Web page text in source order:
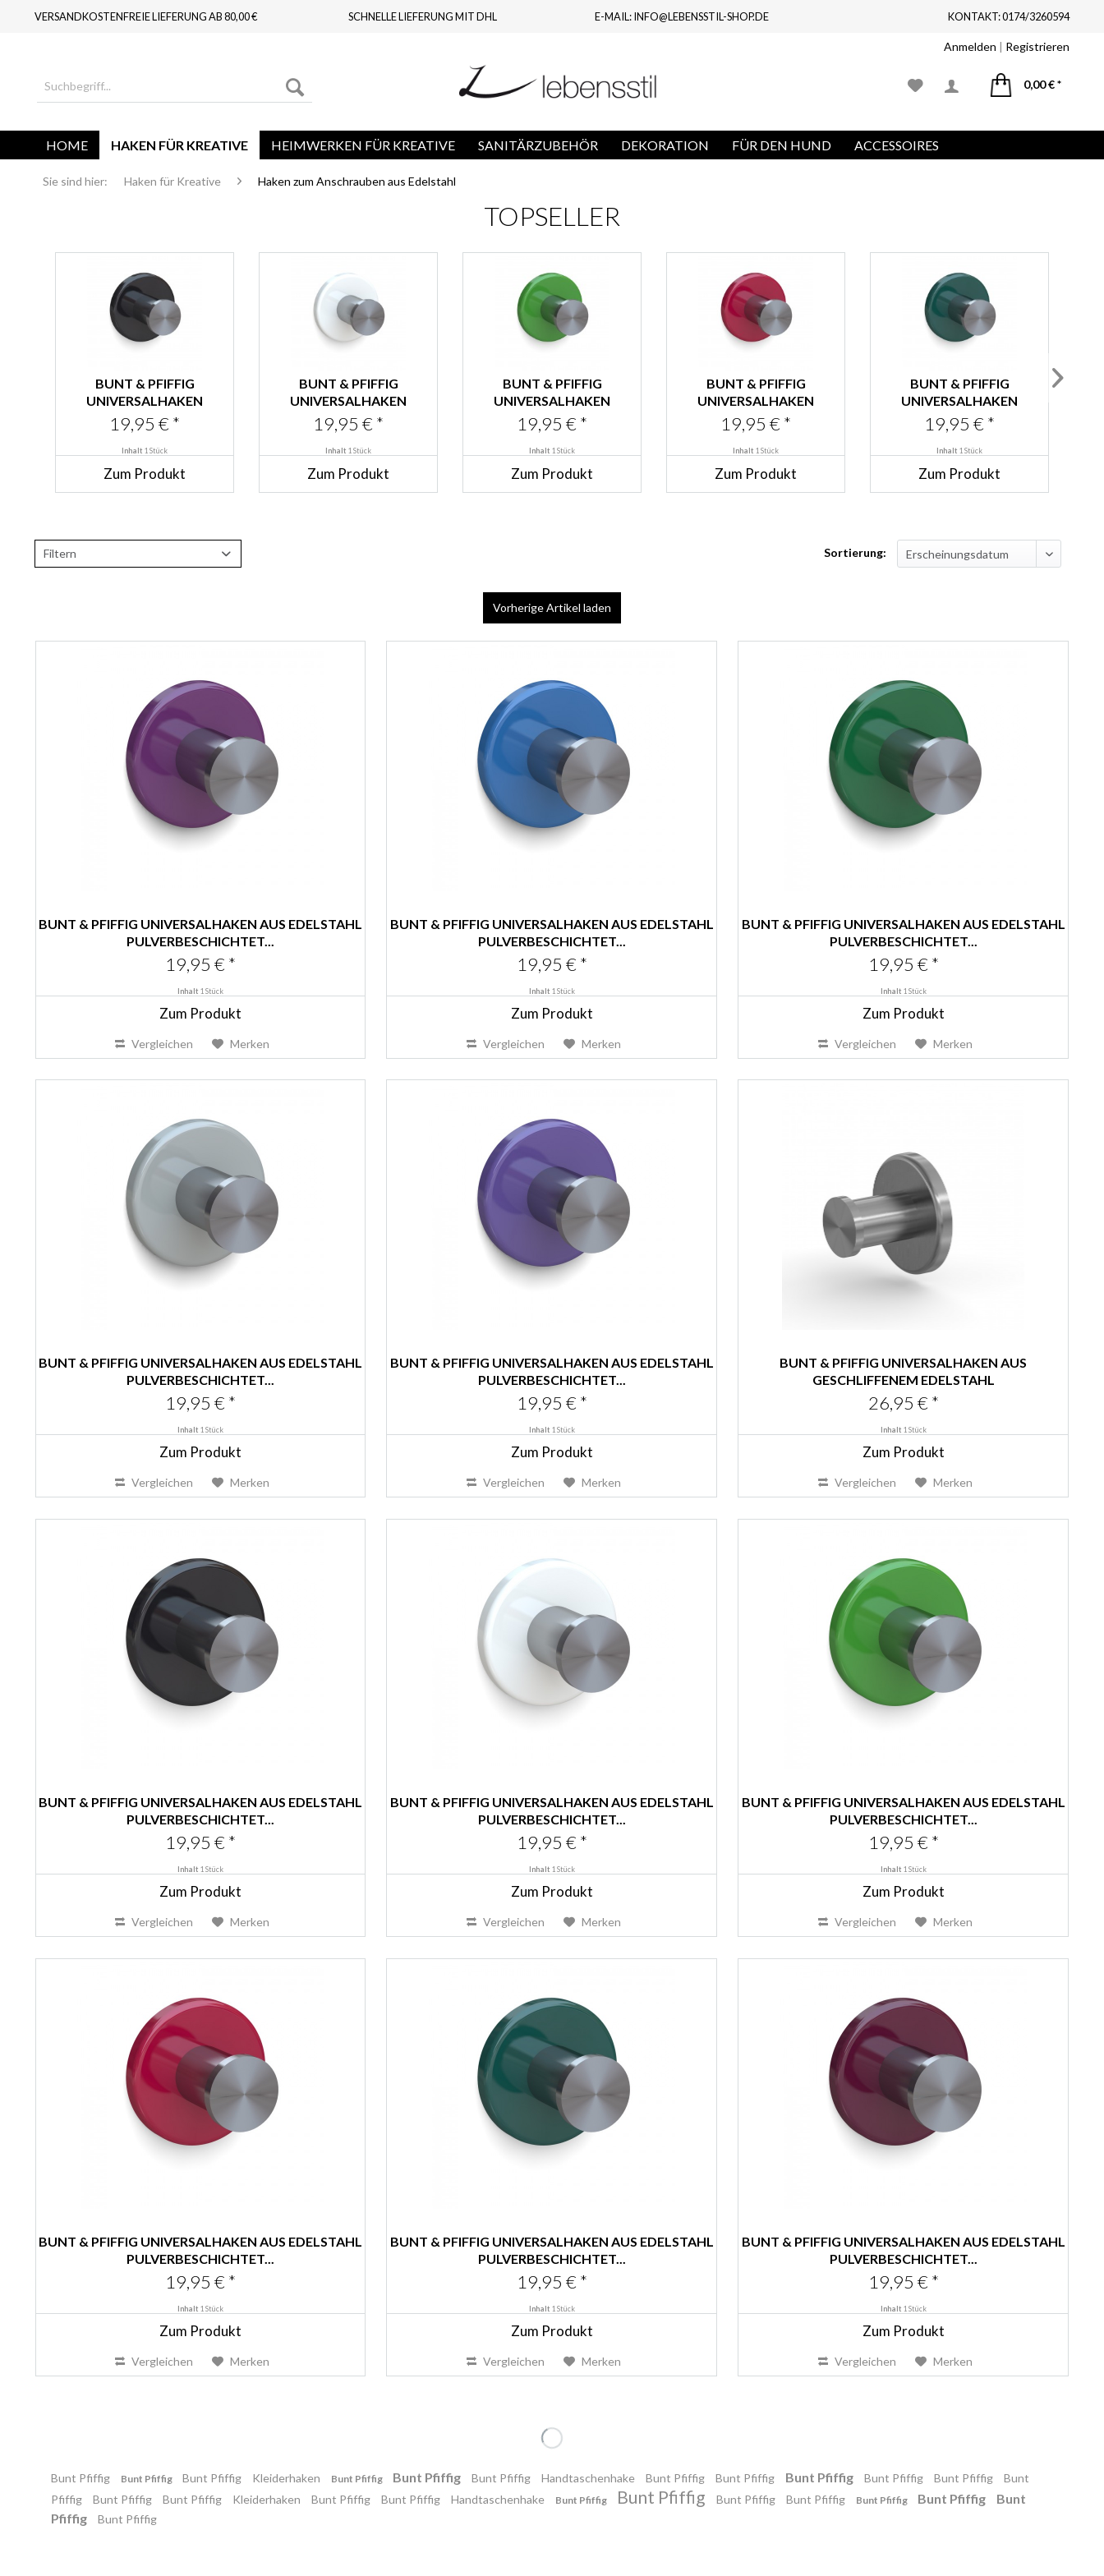
VERSANDKOSTENFREIE LIEFERUNG AB 80,00 € SCHNELLE LIEFERUNG MIT DHL E-MAIL: INFO@LEBENSSTIL-SHOP.DE KONTAKT: 0174/3260594
Anmelden | Registrieren
0,00 € *
HOME HAKEN FÜR KREATIVE HEIMWERKEN FÜR KREATIVE SANITÄRZUBEHÖR DEKORATION FÜR DEN HUND ACCESSOIRES
Sie sind hier: Haken für Kreative Haken zum Anschrauben aus Edelstahl
TOPSELLER
BUNT & PFIFFIG
UNIVERSALHAKEN
AUS EDELSTAHL
PULVERBESCHICHTET...
19,95 € *
Inhalt 1 Stück
Zum Produkt
BUNT & PFIFFIG
UNIVERSALHAKEN
AUS EDELSTAHL
PULVERBESCHICHTET...
19,95 € *
Inhalt 1 Stück
Zum Produkt
BUNT & PFIFFIG
UNIVERSALHAKEN
AUS EDELSTAHL
PULVERBESCHICHTET...
19,95 € *
Inhalt 1 Stück
Zum Produkt
BUNT & PFIFFIG
UNIVERSALHAKEN
AUS EDELSTAHL
PULVERBESCHICHTET...
19,95 € *
Inhalt 1 Stück
Zum Produkt
BUNT & PFIFFIG
UNIVERSALHAKEN
AUS EDELSTAHL
PULVERBESCHICHTET...
19,95 € *
Inhalt 1 Stück
Zum Produkt
Filtern Sortierung:
Vorherige Artikel laden
BUNT & PFIFFIG UNIVERSALHAKEN AUS EDELSTAHL
PULVERBESCHICHTET...
19,95 € *
Inhalt 1 Stück
Zum Produkt
Vergleichen Merken
BUNT & PFIFFIG UNIVERSALHAKEN AUS EDELSTAHL
PULVERBESCHICHTET...
19,95 € *
Inhalt 1 Stück
Zum Produkt
Vergleichen Merken
BUNT & PFIFFIG UNIVERSALHAKEN AUS EDELSTAHL
PULVERBESCHICHTET...
19,95 € *
Inhalt 1 Stück
Zum Produkt
Vergleichen Merken
BUNT & PFIFFIG UNIVERSALHAKEN AUS EDELSTAHL
PULVERBESCHICHTET...
19,95 € *
Inhalt 1 Stück
Zum Produkt
Vergleichen Merken
BUNT & PFIFFIG UNIVERSALHAKEN AUS EDELSTAHL
PULVERBESCHICHTET...
19,95 € *
Inhalt 1 Stück
Zum Produkt
Vergleichen Merken
BUNT & PFIFFIG UNIVERSALHAKEN AUS
GESCHLIFFENEM EDELSTAHL
26,95 € *
Inhalt 1 Stück
Zum Produkt
Vergleichen Merken
BUNT & PFIFFIG UNIVERSALHAKEN AUS EDELSTAHL
PULVERBESCHICHTET...
19,95 € *
Inhalt 1 Stück
Zum Produkt
Vergleichen Merken
BUNT & PFIFFIG UNIVERSALHAKEN AUS EDELSTAHL
PULVERBESCHICHTET...
19,95 € *
Inhalt 1 Stück
Zum Produkt
Vergleichen Merken
BUNT & PFIFFIG UNIVERSALHAKEN AUS EDELSTAHL
PULVERBESCHICHTET...
19,95 € *
Inhalt 1 Stück
Zum Produkt
Vergleichen Merken
BUNT & PFIFFIG UNIVERSALHAKEN AUS EDELSTAHL
PULVERBESCHICHTET...
19,95 € *
Inhalt 1 Stück
Zum Produkt
Vergleichen Merken
BUNT & PFIFFIG UNIVERSALHAKEN AUS EDELSTAHL
PULVERBESCHICHTET...
19,95 € *
Inhalt 1 Stück
Zum Produkt
Vergleichen Merken
BUNT & PFIFFIG UNIVERSALHAKEN AUS EDELSTAHL
PULVERBESCHICHTET...
19,95 € *
Inhalt 1 Stück
Zum Produkt
Vergleichen Merken
Bunt Pfiffig Bunt Pfiffig Bunt Pfiffig Kleiderhaken Bunt Pfiffig Bunt Pfiffig Bunt Pfiffig Handtaschenhake Bunt Pfiffig Bunt Pfiffig Bunt Pfiffig Bunt Pfiffig Bunt Pfiffig
Bunt
Pfiffig
Bunt Pfiffig Bunt Pfiffig Kleiderhaken Bunt Pfiffig Bunt Pfiffig Handtaschenhake Bunt Pfiffig Bunt Pfiffig Bunt Pfiffig Bunt Pfiffig Bunt Pfiffig Bunt Pfiffig
Bunt
Pfiffig
Bunt Pfiffig